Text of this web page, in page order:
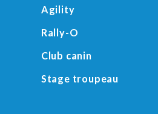
Agility
Rally-O
Club canin
Stage troupeau